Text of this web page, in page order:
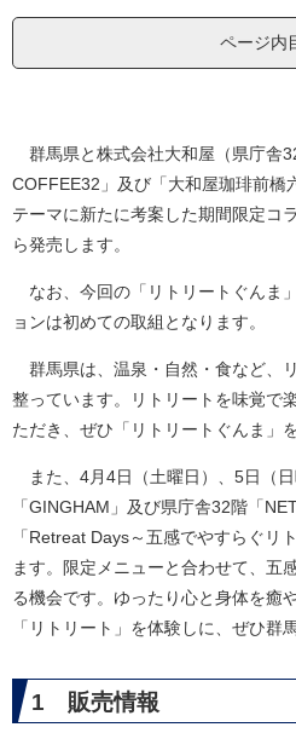
ページ内
群馬県と株式会社大和屋（県庁舎
COFFEE32」及び「大和屋珈琲前橋
テーマに新たに考案した期間限定コ
ら発売します。
なお、今回の「リトリートぐんま
ョンは初めての取組となります。
群馬県は、温泉・自然・食など、
整っています。リトリートを味覚で
ただき、ぜひ「リトリートぐんま」
また、4月4日（土曜日）、5日（
「GINGHAM」及び県庁舎32階「
「Retreat Days～五感でやすらぐリ
ます。限定メニューと合わせて、五
る機会です。ゆったり心と身体を癒
「リトリート」を体験しに、ぜひ群
1 販売情報